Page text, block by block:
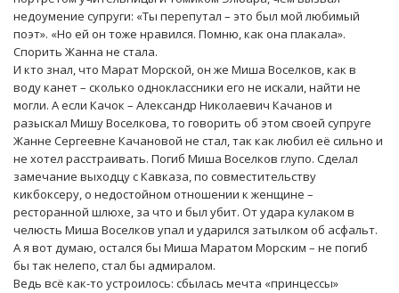
недоумение супруги: «Ты перепутал – это был мой любимый
поэт». «Но ей он тоже нравился. Помню, как она плакала».
Спорить Жанна не стала.
И кто знал, что Марат Морской, он же Миша Воселков, как в
воду канет – сколько одноклассники его не искали, найти не
могли. А если Качок – Александр Николаевич Качанов и
разыскал Мишу Воселкова, то говорить об этом своей супруге
Жанне Сергеевне Качановой не стал, так как любил её сильно и
не хотел расстраивать. Погиб Миша Воселков глупо. Сделал
замечание выходцу с Кавказа, по совместительству
кикбоксеру, о недостойном отношении к женщине –
ресторанной шлюхе, за что и был убит. От удара кулаком в
челюсть Миша Воселков упал и ударился затылком об асфальт.
А я вот думаю, остался бы Миша Маратом Морским – не погиб
бы так нелепо, стал бы адмиралом.
Ведь всё как-то устроилось: сбылась мечта «принцессы»